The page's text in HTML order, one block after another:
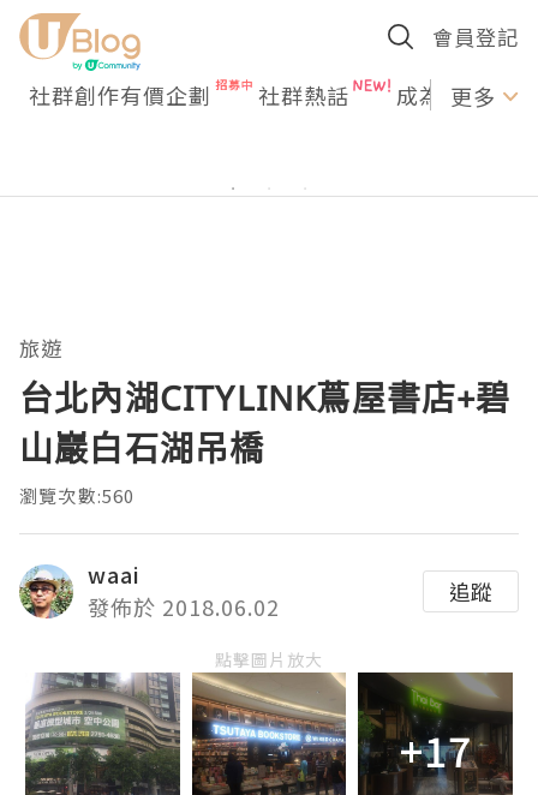
會員登記
社群創作有價企劃 社群熱話 成為U更多
旅遊
台北內湖CITYLINK蔦屋書店+碧
山巖白石湖吊橋
瀏覽次數:560
waai
發佈於 2018.06.02
追蹤
點擊圖片放大
+17